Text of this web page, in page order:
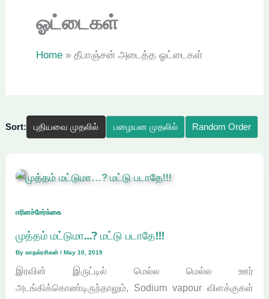
ஓட்டைகள்
Home தீபாஞ்சன் அடைத்த ஓட்டைகள்
Sort: புதியவை முதலில் பழையன முதலில் Random Order
ஈரினச்சேர்க்கை
முத்தம் மட்டுமா…? மட்டு படாதே!!!
Byகாதல்ரசிகன்/May 10, 2019
இரவின் இருட்டில் மெல்ல மெல்ல ஊர்
அடங்கிக்கொண்டிருந்தாலும், Sodium vapour விளக்குகள்